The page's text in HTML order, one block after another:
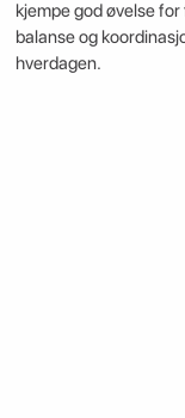
kjempe god øvelse
balanse og
hverdagen.